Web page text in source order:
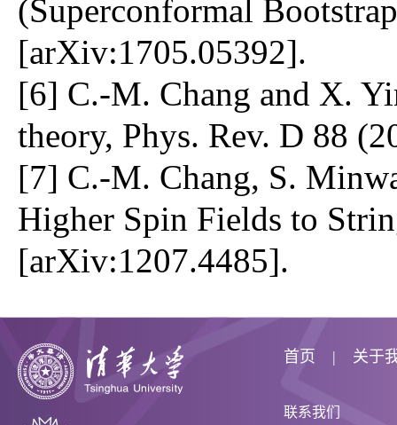
(Superconformal
[arXiv:1705.05392].
[6] C.-M. Chang and X.
theory, Phys. Rev. D 88
[7] C.-M. Chang, S.
Higher Spin Fields to
[arXiv:1207.4485].
首页 关于
联系我们